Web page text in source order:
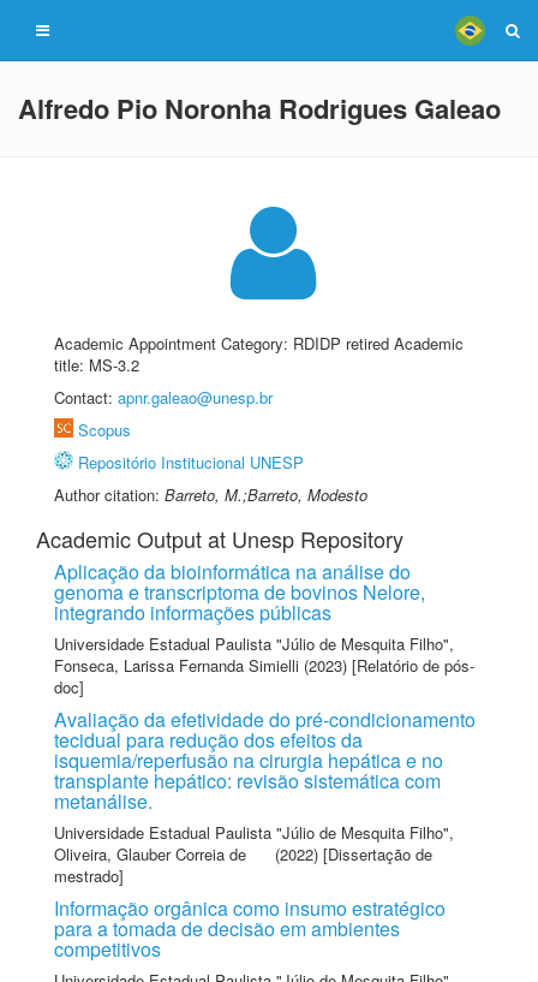
Alfredo Pio Noronha Rodrigues Galeao
Academic Appointment Category: RDIDP retired Academic
title: MS-3.2
Contact: apnr.galeao@unesp.br
Scopus
Repositório Institucional UNESP
Author citation: Barreto, M.;Barreto, Modesto
Academic Output at Unesp Repository
Aplicação da bioinformática na análise do
genoma e transcriptoma de bovinos Nelore,
integrando informações públicas
Universidade Estadual Paulista "Júlio de Mesquita Filho",
Fonseca, Larissa Fernanda Simielli (2023) [Relatório de pós-
doc]
Avaliação da efetividade do pré-condicionamento
tecidual para redução dos efeitos da
isquemia/reperfusão na cirurgia hepática e no
transplante hepático: revisão sistemática com
metanálise.
Universidade Estadual Paulista "Júlio de Mesquita Filho",
Oliveira, Glauber Correia de
(2022) [Dissertação de
mestrado]
Informação orgânica como insumo estratégico
para a tomada de decisão em ambientes
competitivos